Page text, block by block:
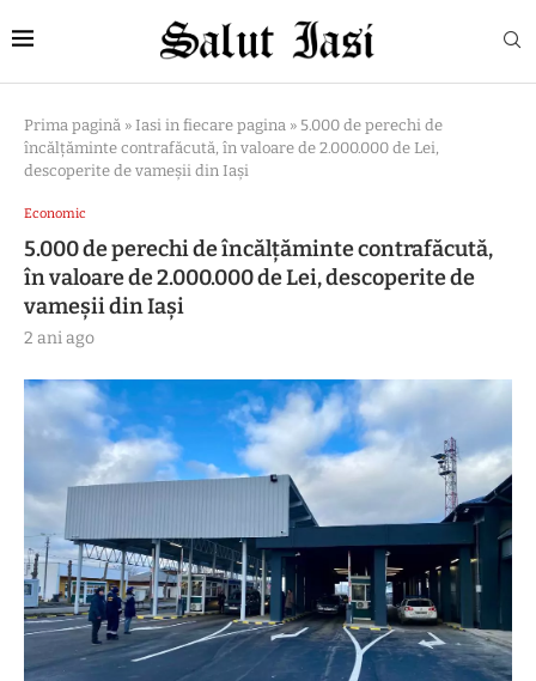
Prima pagină » Iasi in fiecare pagina » 5.000 de perechi de
încălţăminte contrafăcută, în valoare de 2.000.000 de Lei,
descoperite de vameşii din Iaşi
Economic
5.000 de perechi de încălţăminte contrafăcută,
în valoare de 2.000.000 de Lei, descoperite de
vameşii din Iaşi
2 ani ago